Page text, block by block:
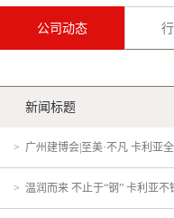
公司动态
新闻标题
> 广州建博会|至美·不凡 卡利亚
> 温润而来 不止于“钢” 卡利亚